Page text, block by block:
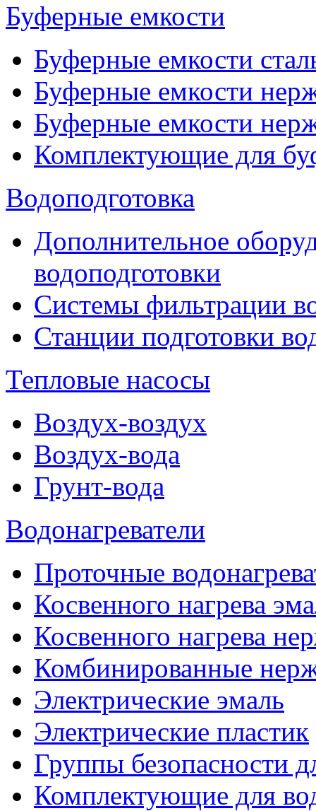
Буферные емкости
Буферные емкости
Буферные емкости
Буферные емкости
Комплектующие для
Водоподготовка
Дополнительное
водоподготовки
Системы фильтрации
Станции подготовки
Тепловые насосы
Воздух-воздух
Воздух-вода
Грунт-вода
Водонагреватели
Проточные
Косвенного нагрева
Косвенного нагрева
Комбинированные
Электрические эмаль
Электрические пластик
Группы безопасности
Комплектующие для